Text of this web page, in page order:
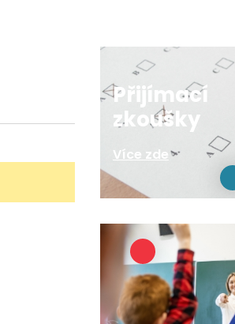
Přijímací
zkoušky
Více zde